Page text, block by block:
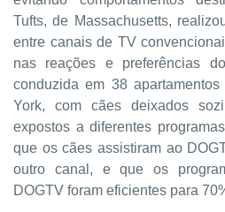
Tufts, de Massachusetts,
entre canais de TV
nas reações e preferências
conduzida em 38
York, com cães deixados
expostos a diferentes
que os cães assistiram ao
outro canal, e que os
DOGTV foram eficientes para